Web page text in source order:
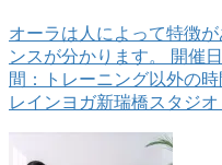
オーラは人によって特徴
ンスが分かります。 開催
間：トレーニング以外の
レインヨガ新瑞橋スタジ